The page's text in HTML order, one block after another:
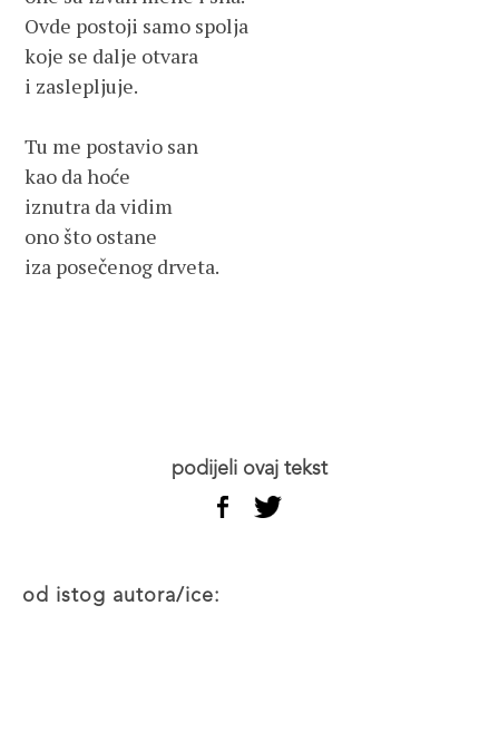
Ovde postoji samo spolja
koje se dalje otvara
i zaslepljuje.
Tu me postavio san
kao da hoće
iznutra da vidim
ono što ostane
iza posečenog drveta.
podijeli ovaj tekst
od istog autora/ice: